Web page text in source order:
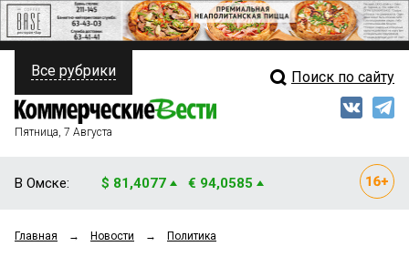
ПОЛИТИКА
ФИНАНСЫ
ОБЩЕСТВО
Свежий выпуск
Все рубрики Поиск по сайту
Пятница, 7 Августа
В Омске: $ 81,4077 € 94,0585
Главная → Новости → Политика